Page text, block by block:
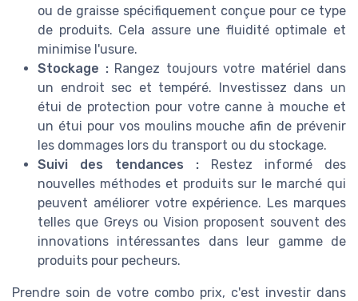
ou de graisse spécifiquement conçue pour ce type
de produits. Cela assure une fluidité optimale et
minimise l'usure.
Stockage :Rangez toujours votre matériel dans
un endroit sec et tempéré. Investissez dans un
étui de protection pour votre canne à mouche et
un étui pour vos moulins mouche afin de prévenir
les dommages lors du transport ou du stockage.
Suivi des tendances : Restez informé des
nouvelles méthodes et produits sur le marché qui
peuvent améliorer votre expérience. Les marques
telles que Greys ou Vision proposent souvent des
innovations intéressantes dans leur gamme de
produits pour pecheurs.
Prendre soin de votre combo prix, c'est investir dans